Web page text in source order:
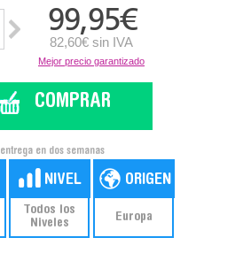
99,95€
82,60€ sin IVA
Mejor precio garantizado
COMPRAR
entrega en dos semanas
Todos los
Niveles
Europa